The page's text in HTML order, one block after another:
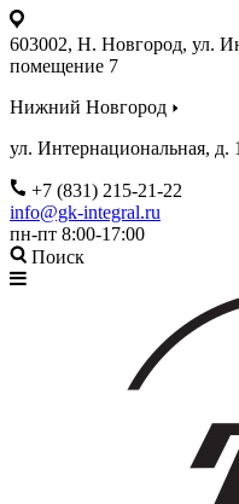
603002, Н. Новгород, ул.
помещение 7
Нижний Новгород
ул. Интернациональная,
+7 (831) 215-21-22
info@gk-integral.ru
пн-пт 8:00-17:00
Поиск